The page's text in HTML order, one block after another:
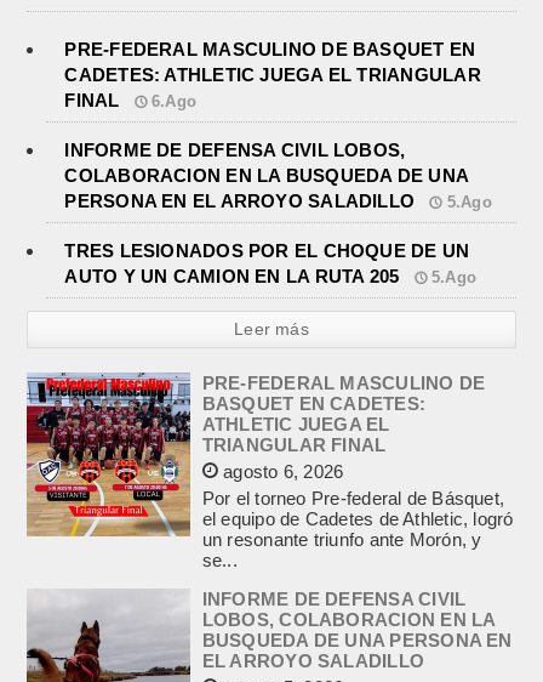
PRE-FEDERAL MASCULINO DE BASQUET EN
CADETES: ATHLETIC JUEGA EL TRIANGULAR
FINAL
6.Ago
INFORME DE DEFENSA CIVIL LOBOS,
COLABORACION EN LA BUSQUEDA DE UNA
PERSONA EN EL ARROYO SALADILLO
5.Ago
TRES LESIONADOS POR EL CHOQUE DE UN
AUTO Y UN CAMION EN LA RUTA 205
5.Ago
Leer más
PRE-FEDERAL MASCULINO DE
BASQUET EN CADETES:
ATHLETIC JUEGA EL
TRIANGULAR FINAL
agosto 6, 2026
Por el torneo Pre-federal de Básquet,
el equipo de Cadetes de Athletic, logró
un resonante triunfo ante Morón, y
se...
INFORME DE DEFENSA CIVIL
LOBOS, COLABORACION EN LA
BUSQUEDA DE UNA PERSONA EN
EL ARROYO SALADILLO